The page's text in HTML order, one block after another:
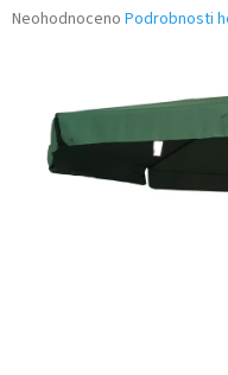
Průměrné
hvězdiček.
Neohodnoceno Podrobnosti